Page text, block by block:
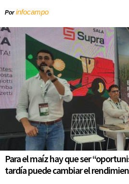
Porinfocampo
Para el maíz hay que ser
tardía puede cambiar el